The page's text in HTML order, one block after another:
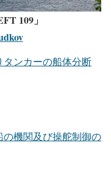
109」
ンカーの船体分断
機関及び操舵制御の